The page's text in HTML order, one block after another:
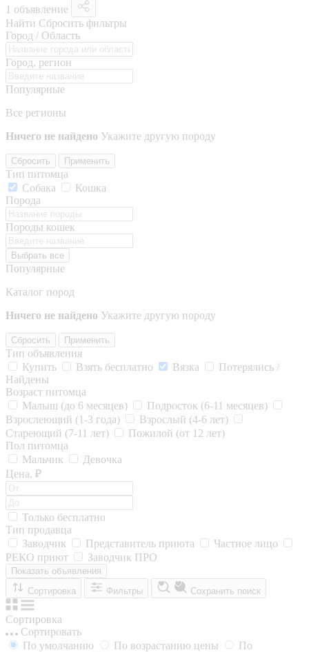
1 объявление
Найти Сбросить фильтры
Город / Область
Город, регион
Популярные
Все регионы
Ничего не найдено Укажите другую породу
Сбросить Применить
Тип питомца
Собака
Кошка
Порода
Породы кошек
Выбрать все
Популярные
Каталог пород
Ничего не найдено Укажите другую породу
Сбросить Применить
Тип объявления
Купить
Взять бесплатно Вязка
Потерялись /
Найдены
Возраст питомца
Малыш (до 6 месяцев)
Подросток (6-11 месяцев)
Взрослеющий (1-3 года)
Взрослый (4-6 лет)
Стареющий (7-11 лет)
Пожилой (от 12 лет)
Пол питомца
Мальчик
Девочка
Цена, ₽
Только бесплатно
Тип продавца
Заводчик
Представитель приюта
Частное лицо
РЕКО приют
Заводчик ПРО
Показать объявления
Сортировка
Фильтры Сохранить поиск
Сортировка
Сортировать
По умолчанию
По возрастанию цены
По